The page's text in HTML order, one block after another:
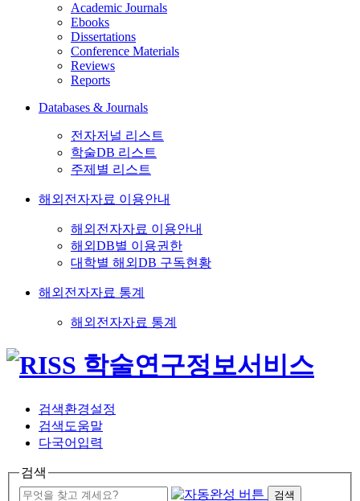
Academic Journals
Ebooks
Dissertations
Conference Materials
Reviews
Reports
Databases & Journals
전자저널 리스트
학술DB 리스트
주제별 리스트
해외전자자료 이용안내
해외전자자료 이용안내
해외DB별 이용권한
대학별 해외DB 구독현황
해외전자자료 통계
해외전자자료 통계
검색환경설정
검색도움말
다국어입력
검색
검색